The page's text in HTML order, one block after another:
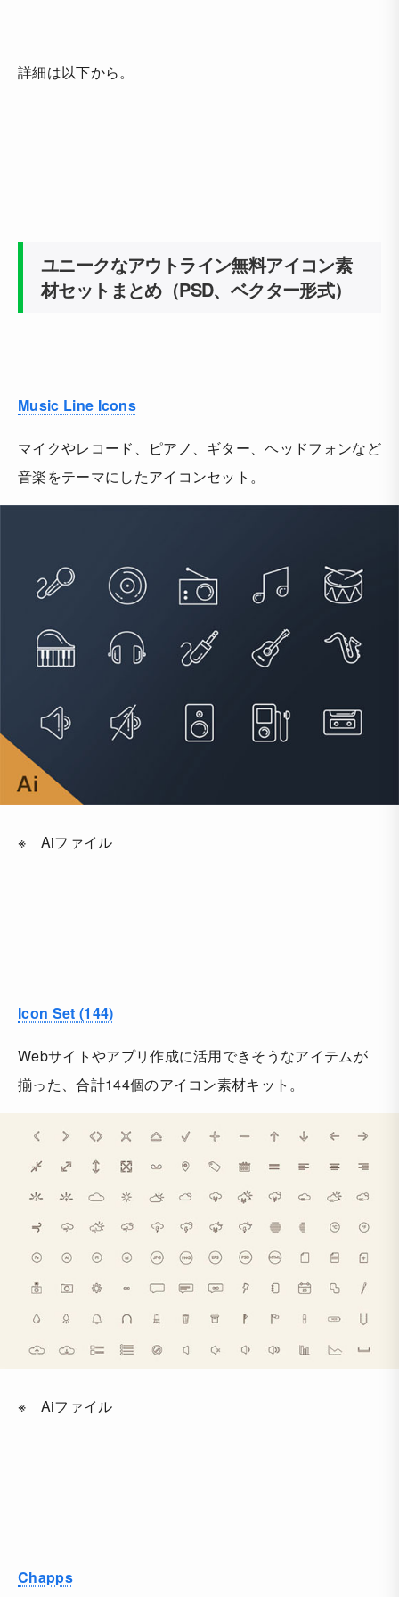
詳細は以下から。
ユニークなアウトライン無料アイコン素
材セットまとめ（PSD、ベクター形式）
Music Line Icons
マイクやレコード、ピアノ、ギター、ヘッドフォンなど
音楽をテーマにしたアイコンセット。
※ Aiファイル
Icon Set (144)
Webサイトやアプリ作成に活用できそうなアイテムが
揃った、合計144個のアイコン素材キット。
※ Aiファイル
Chapps